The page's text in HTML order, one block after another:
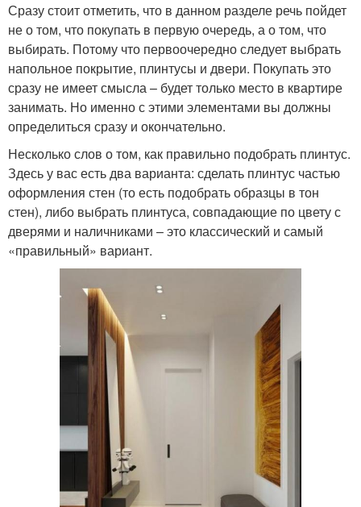
Сразу стоит отметить, что в данном разделе речь пойдет
не о том, что покупать в первую очередь, а о том, что
выбирать. Потому что первоочередно следует выбрать
напольное покрытие, плинтусы и двери. Покупать это
сразу не имеет смысла – будет только место в квартире
занимать. Но именно с этими элементами вы должны
определиться сразу и окончательно.
Несколько слов о том, как правильно подобрать плинтус.
Здесь у вас есть два варианта: сделать плинтус частью
оформления стен (то есть подобрать образцы в тон
стен), либо выбрать плинтуса, совпадающие по цвету с
дверями и наличниками – это классический и самый
«правильный» вариант.